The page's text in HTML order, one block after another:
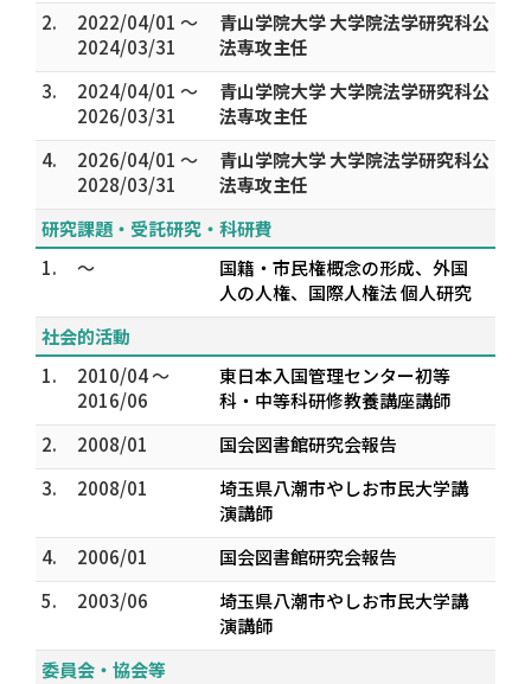
2.
2022/04/01 ～
2024/03/31
青山学院大学 大学院法学研究科公
法専攻主任
3.
2024/04/01 ～
2026/03/31
青山学院大学 大学院法学研究科公
法専攻主任
4.
2026/04/01 ～
2028/03/31
青山学院大学 大学院法学研究科公
法専攻主任
研究課題・受託研究・科研費
1.
～
国籍・市民権概念の形成、外国
人の人権、国際人権法 個人研究
社会的活動
1.
2010/04 ～
2016/06
東日本入国管理センター初等
科・中等科研修教養講座講師
2.
2008/01
国会図書館研究会報告
3.
2008/01
埼玉県八潮市やしお市民大学講
演講師
4.
2006/01
国会図書館研究会報告
5.
2003/06
埼玉県八潮市やしお市民大学講
演講師
委員会・協会等